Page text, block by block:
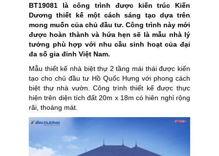
BT19081 là công trình được kiến trúc Kiến
Dương thiết kế một cách sáng tạo dựa trên
mong muốn của chủ đầu tư. Công trình này mới
được hoàn thành và hứa hẹn sẽ là mẫu nhà lý
tưởng phù hợp với nhu cầu sinh hoạt của đại
đa số gia đinh Việt Nam.
Mẫu thiết kế nhà biệt thự 2 tầng mái thái được kiến
tạo cho chủ đầu tư Hồ Quốc Hưng với phong cách
biệt thự nhà vườn. Công trình thiết kế được thực
hiện trên diện tích đất 20m x 18m có hiên nghỉ rộng
rãi, thoáng mát.